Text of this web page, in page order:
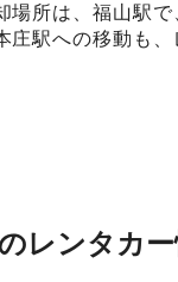
場所は、福山駅
庄駅への移動も
レンタカ